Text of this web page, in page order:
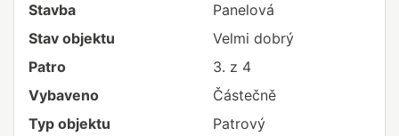
Stavba
Panelová
Stav objektu
Velmi dobrý
Patro
3. z 4
Vybaveno
Částečně
Typ objektu
Patrový